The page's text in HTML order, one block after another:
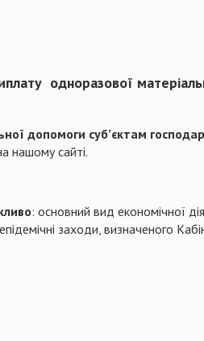
одноразової
допомоги суб’єктам
нашому сайті.
: основний вид економічної
заходи, визначеного